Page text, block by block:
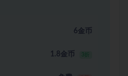
6金币
1.8金币 3折